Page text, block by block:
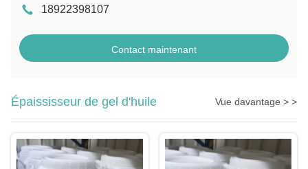
18922398107
Contact maintenant
Épaississeur de gel d'huile Vue davantage > >